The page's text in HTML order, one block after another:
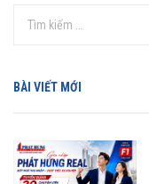
BÀI VIẾT MỚI